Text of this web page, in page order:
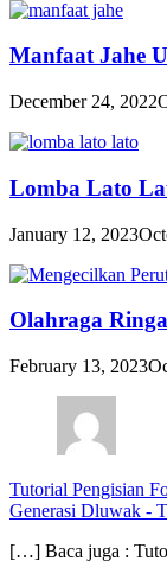
Manfaat Jahe
December 24, 2022
Lomba Lato
January 12, 2023
Olahraga
February 13, 2023
Tutorial Pengisian
Generasi Dluwak -
[…] Baca juga :